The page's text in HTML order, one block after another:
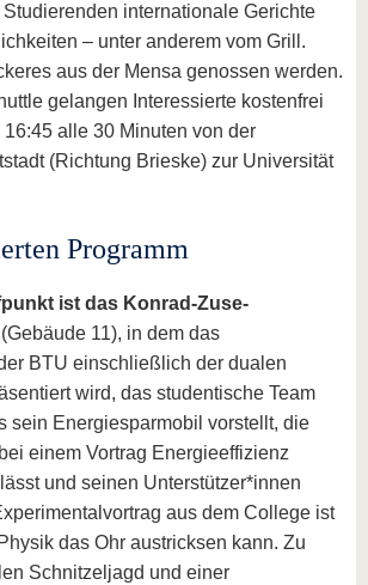
internationale Gerichte
– unter anderem vom Grill.
aus der Mensa genossen werden.
gelangen Interessierte kostenfrei
alle 30 Minuten von der
(Richtung Brieske) zur Universität
Programm
ist das Konrad-Zuse-
(Gebäude 11), in dem das
BTU einschließlich der dualen
wird, das studentische Team
sein Energiesparmobil vorstellt, die
einem Vortrag Energieeffizienz
und seinen Unterstützer*innen
aus dem College ist
das Ohr austricksen kann. Zu
Schnitzeljagd und einer